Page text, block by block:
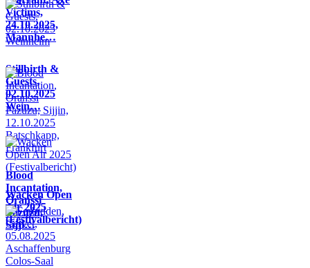
Victims,
24.10.2025,
Mannhe…
Stillbirth &
Guests,
02.10.2025
Wein…
Blood
Incantation,
Oranssi
Pazuzu,
Sijji…
Wacken Open
Air 2025
(Festivalbericht)